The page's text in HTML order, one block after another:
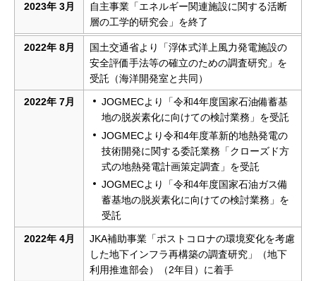
2023年 3月
自主事業「エネルギー関連施設に関する活断
層の工学的研究会」を終了
2022年 8月
国土交通省より「浮体式洋上風力発電施設の
安全評価手法等の確立のための調査研究」を
受託（海洋開発室と共同）
2022年 7月
JOGMECより「令和4年度国家石油備蓄基
地の脱炭素化に向けての検討業務」を受託
JOGMECより令和4年度革新的地熱発電の
技術開発に関する委託業務「クローズド方
式の地熱発電計画策定調査」を受託
JOGMECより「令和4年度国家石油ガス備
蓄基地の脱炭素化に向けての検討業務」を
受託
2022年 4月
JKA補助事業「ポストコロナの環境変化を考慮
した地下インフラ再構築の調査研究」（地下
利用推進部会）（2年目）に着手